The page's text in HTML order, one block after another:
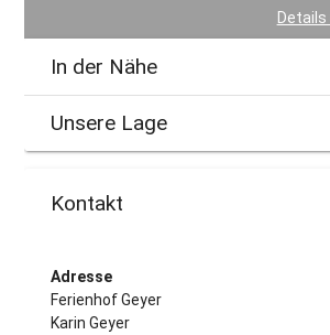
In der Nähe
Unsere Lage
Kontakt
Adresse
Ferienhof Geyer
Karin Geyer